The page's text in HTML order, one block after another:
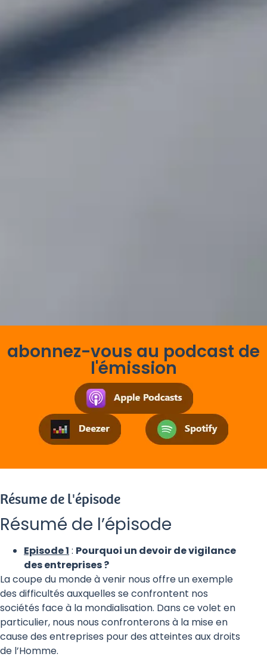
abonnez-vous au podcast de
l'émission
Résume de l'épisode
Résumé de l’épisode
Episode 1 : Pourquoi un devoir de vigilance
des entreprises ?
La coupe du monde à venir nous offre un exemple
des difficultés auxquelles se confrontent nos
sociétés face à la mondialisation. Dans ce volet en
particulier, nous nous confronterons à la mise en
cause des entreprises pour des atteintes aux droits
de l’Homme.